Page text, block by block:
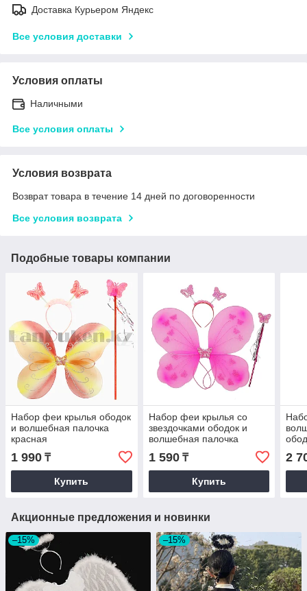
Доставка Курьером Яндекс
Все условия доставки
Условия оплаты
Наличными
Все условия оплаты
Условия возврата
Возврат товара в течение 14 дней по договоренности
Все условия возврата
Подобные товары компании
Набор феи крылья ободок
и волшебная палочка
красная
1 990 ₸
Купить
Набор феи крылья со
звездочками ободок и
волшебная палочка
1 590₸
Купить
2
Акционные предложения и новинки
–15% –15%